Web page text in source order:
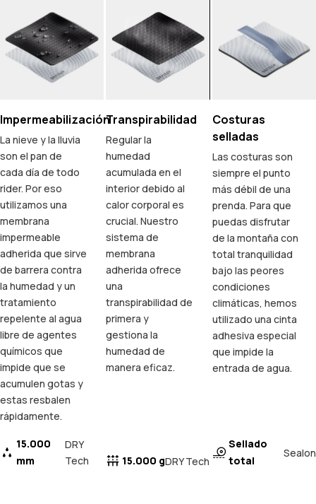
Impermeabilización
La nieve y la lluvia
son el pan de
cada día de todo
rider. Por eso
utilizamos una
membrana
impermeable
adherida que sirve
de barrera contra
la humedad y un
tratamiento
repelente al agua
libre de agentes
químicos que
impide que se
acumulen gotas y
estas resbalen
rápidamente.
15.000
mm
DRY
Tech
Transpirabilidad
Regular la
humedad
acumulada en el
interior debido al
calor corporal es
crucial. Nuestro
sistema de
membrana
adherida ofrece
una
transpirabilidad de
primera y
gestiona la
humedad de
manera eficaz.
15.000 gDRY Tech
Costuras
selladas
Las costuras son
siempre el punto
más débil de una
prenda. Para que
puedas disfrutar
de la montaña con
total tranquilidad
bajo las peores
condiciones
climáticas, hemos
utilizado una cinta
adhesiva especial
que impide la
entrada de agua.
Sellado
total
Sealon